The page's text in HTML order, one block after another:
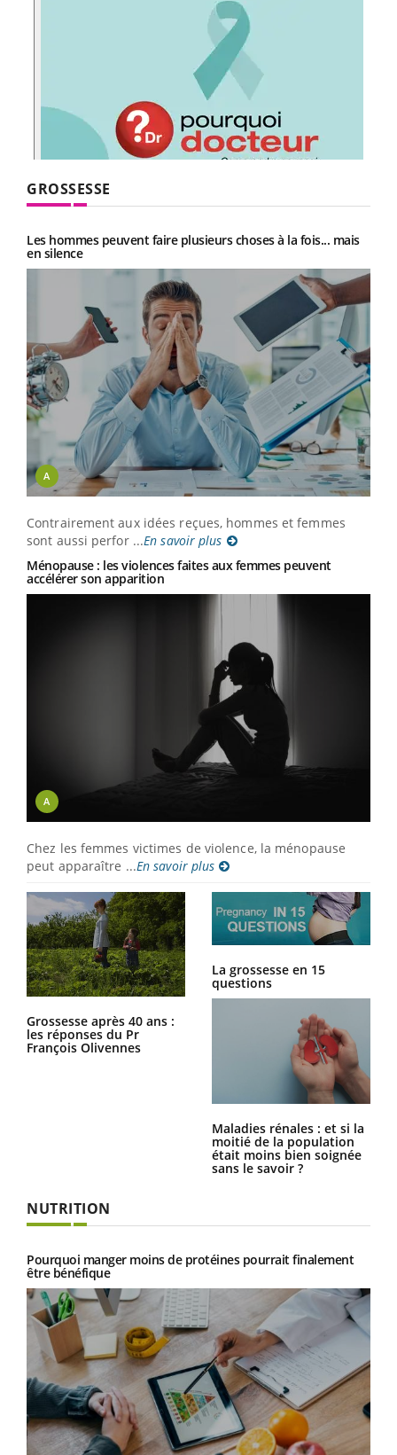
GROSSESSE
Les hommes peuvent faire plusieurs choses à la fois... mais
en silence
A
Contrairement aux idées reçues, hommes et femmes
sont aussi perfor ...En savoir plus
Ménopause : les violences faites aux femmes peuvent
accélérer son apparition
A
Chez les femmes victimes de violence, la ménopause
peut apparaître ...En savoir plus
Grossesse après 40 ans :
les réponses du Pr
François Olivennes
La grossesse en 15
questions
Maladies rénales : et si la
moitié de la population
était moins bien soignée
sans le savoir ?
NUTRITION
Pourquoi manger moins de protéines pourrait finalement
être bénéfique